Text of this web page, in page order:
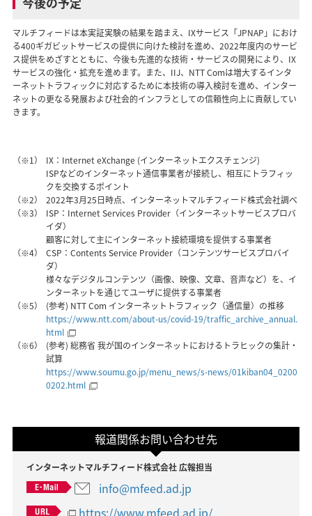
マルチフィードは本実証実験の結果を踏まえ、IXサービス「JPNAP」におけ
る400ギガビットサービスの提供に向けた検討を進め、2022年度内のサービ
ス提供をめざすとともに、今後も先進的な技術・サービスの開発により、IX
サービスの強化・拡充を進めます。また、IIJ、NTT Comは増大するインタ
ーネットトラフィックに対応するために本技術の導入検討を進め、インター
ネットの更なる発展および社会的インフラとしての信頼性向上に貢献してい
きます。
（※1）
IX：Internet eXchange (インターネットエクスチェンジ)
ISPなどのインターネット通信事業者が接続し、相互にトラフィッ
クを交換するポイント
（※2）
2022年3月25日時点、インターネットマルチフィード株式会社調べ
（※3）
ISP：Internet Services Provider（インターネットサービスプロバ
イダ）
顧客に対して主にインターネット接続環境を提供する事業者
（※4）
CSP：Contents Service Provider（コンテンツサービスプロバイ
ダ）
様々なデジタルコンテンツ（画像、映像、文章、音声など）を、イ
ンターネットを通じてユーザに提供する事業者
（※5）
(参考) NTT Com インターネットトラフィック（通信量）の推移
https://www.ntt.com/about-us/covid-19/traffic_archive_annual.
html
（※6）
(参考) 総務省 我が国のインターネットにおけるトラヒックの集計・
試算
https://www.soumu.go.jp/menu_news/s-news/01kiban04_0200
0202.html
報道関係お問い合わせ先
インターネットマルチフィード株式会社 広報担当
info@mfeed.ad.jp
https://www.mfeed.ad.jp/